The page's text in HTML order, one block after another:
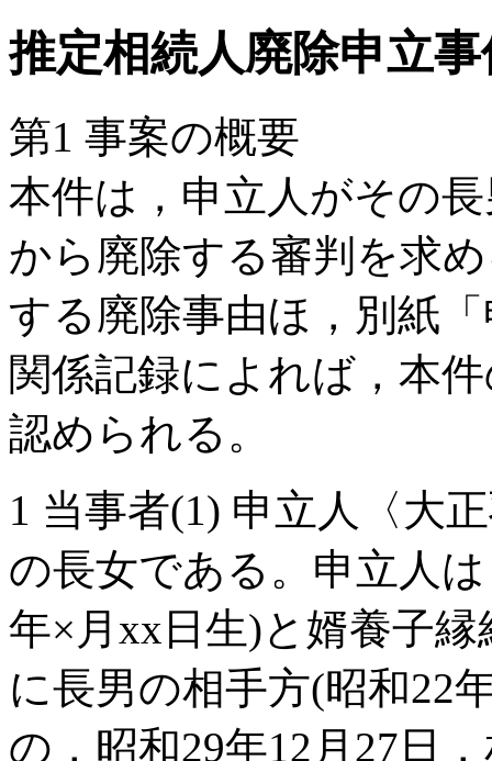
推定相続人廃除申立事
第1 事案の概要
本件は，申立人がその
から廃除する審判を求
する廃除事由ほ，別紙
関係記録によれば，本
認められる。
1 当事者(1) 申立人〈大
の長女である。申立人
年×月xx日生)と婿養子
に長男の相手方(昭和22
の，昭和29年12月27日